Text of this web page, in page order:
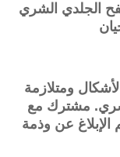
الجلدي الشري
ومتلازمة
مشترك مع
الإبلاغ عن وذمة